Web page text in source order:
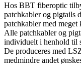
Hos BBT fiberoptic
patchkabler og pigtails
patchkabler med
Alle patchkabler og
individuelt i henhold til
De produceres med
medmindre andet